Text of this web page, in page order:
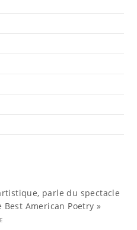
parle du spectacle
Best American Poetry »